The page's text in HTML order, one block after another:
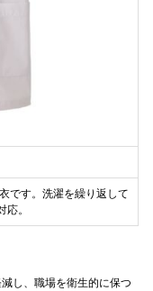
です。洗濯を繰り返して
。
し、職場を衛生的に保つ